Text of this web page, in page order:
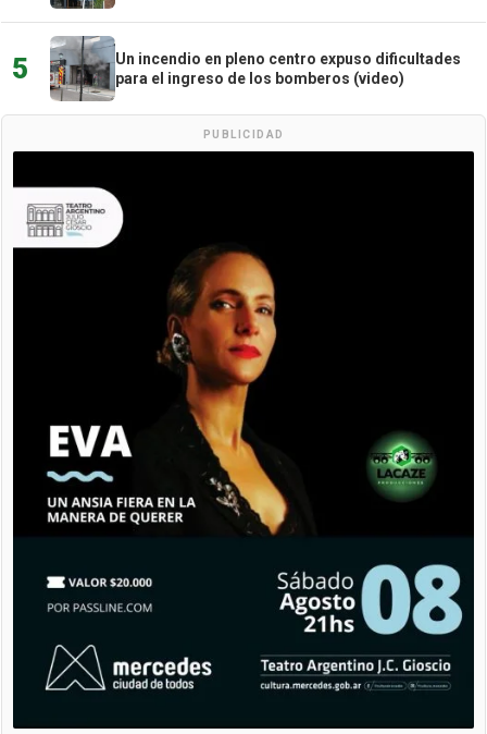
5
Un incendio en pleno centro expuso dificultades
para el ingreso de los bomberos (video)
PUBLICIDAD